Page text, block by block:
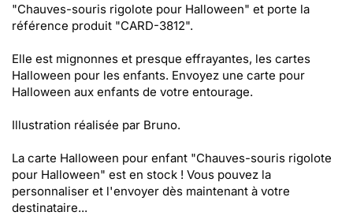
"Chauves-souris rigolote pour Halloween" et porte la
référence produit "CARD-3812".
Elle est mignonnes et presque effrayantes, les cartes
Halloween pour les enfants. Envoyez une carte pour
Halloween aux enfants de votre entourage.
Illustration réalisée par Bruno.
La carte Halloween pour enfant "Chauves-souris rigolote
pour Halloween" est en stock ! Vous pouvez la
personnaliser et l'envoyer dès maintenant à votre
destinataire...